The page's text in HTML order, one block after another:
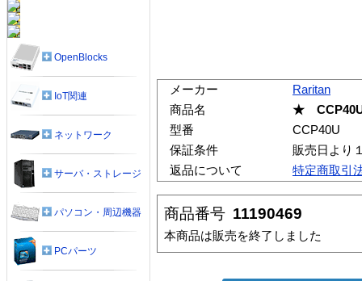
メーカー
Raritan
商品名
★
型番
CCP40U
保証条件
販売日より
返品について
特定商取引
商品番号 11190469
本商品は販売を終了しました
OpenBlocks
IoT関連
ネットワーク
サーバ・ストレージ
パソコン・周辺機器
PCパーツ